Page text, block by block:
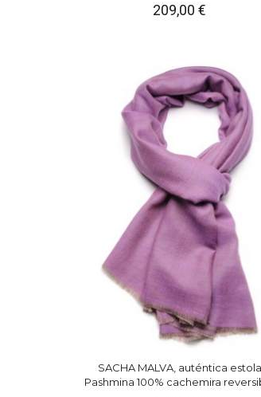
209,00 €
SACHA MALVA, auténtica estola
Pashmina 100% cachemira